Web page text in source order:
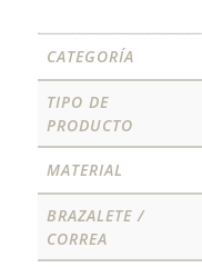
CATEGORÍA
TIPO DE
PRODUCTO
MATERIAL
BRAZALETE /
CORREA